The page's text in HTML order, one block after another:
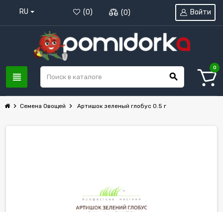
RU (0) (0)
view_headline search
Войти
0
chevron_right Семена Овощей chevron_right Артишок зеленый глобус 0.5 г